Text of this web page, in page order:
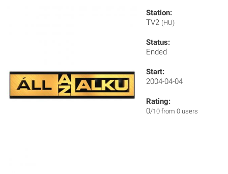
Station:
TV2 (HU)
Status:
Ended
Start:
2004-04-04
Rating:
0/10 from 0 users